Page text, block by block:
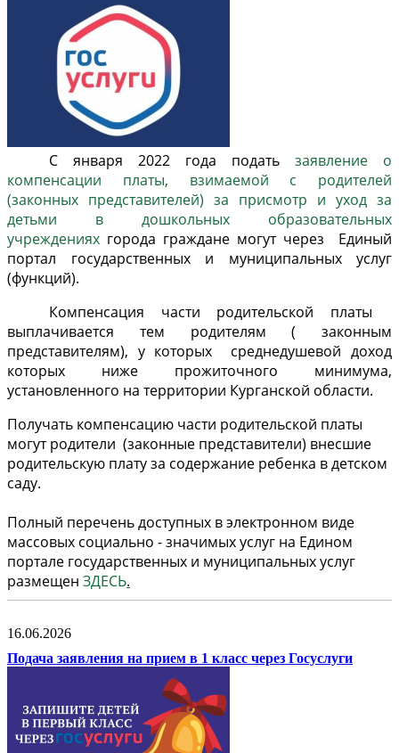
С января 2022 года податьзаявление о
компенсации платы, взимаемой с родителей
(законных представителей) за присмотр и уход за
детьми в дошкольных образовательных
учреждениях города граждане могут через Единый
портал государственных и муниципальных услуг
(функций).
Компенсация части родительской платы
выплачивается тем родителям ( законным
представителям), у которых среднедушевой доход
которых ниже прожиточного минимума,
установленного на территории Курганской области.
Получать компенсацию части родительской платы
могут родители (законные представители) внесшие
родительскую плату за содержание ребенка в детском
саду.
Полный перечень доступных в электронном виде
массовых социально - значимых услуг на Едином
портале государственных и муниципальных услуг
размещен ЗДЕСЬ.
16.06.2026
Подача заявления на прием в 1 класс через Госуслуги